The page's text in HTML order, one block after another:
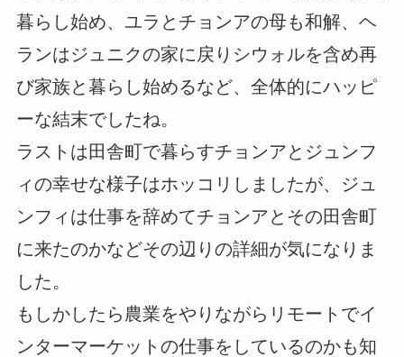
暮らし始め、ユラとチョンアの母も和解、ヘ
ランはジュニクの家に戻りシウォルを含め再
び家族と暮らし始めるなど、全体的にハッピ
ーな結末でしたね。
ラストは田舎町で暮らすチョンアとジュンフ
ィの幸せな様子はホッコリしましたが、ジュ
ンフィは仕事を辞めてチョンアとその田舎町
に来たのかなどその辺りの詳細が気になりま
した。
もしかしたら農業をやりながらリモートでイ
ンターマーケットの仕事をしているのかも知